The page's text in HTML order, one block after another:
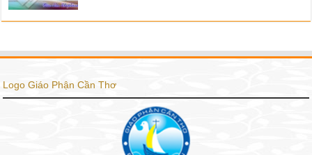
Logo Giáo Phận Cần Thơ